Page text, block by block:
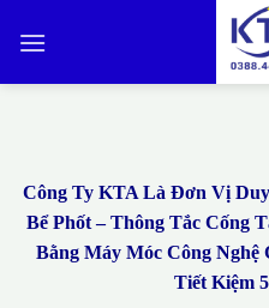
qua
Công Ty KTA Là Đơn Vị
Bể Phốt – Thông Tắc Cống
Bằng Máy Móc Công Nghệ
Tiết Kiệm